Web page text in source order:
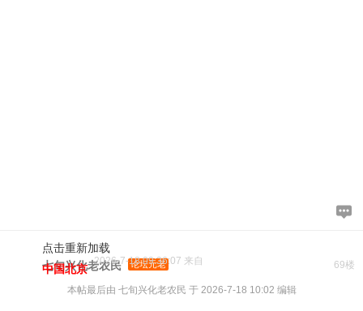
点击重新加载
69楼
七旬兴化老农民 论坛元老
2026-7-18 09:36:07 来自
中国北京
本帖最后由 七旬兴化老农民 于 2026-7-18 10:02 编辑